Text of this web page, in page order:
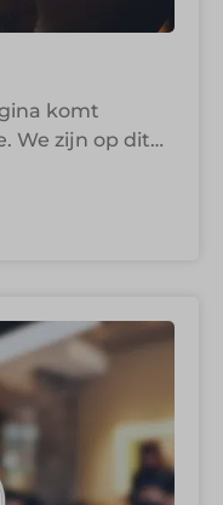
komt
We zijn op dit
om…